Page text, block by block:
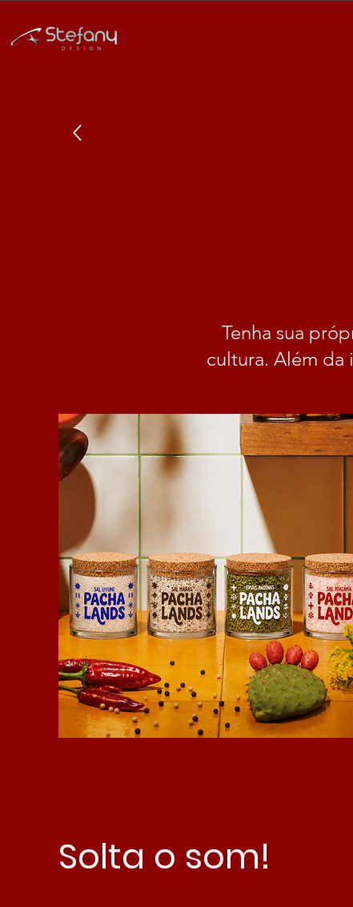
Tenha sua
cultura. Além
Solta o som!